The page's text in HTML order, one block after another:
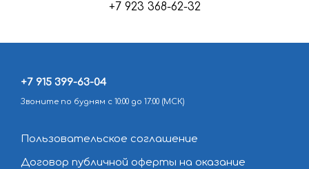
+7 923 368-62-32
+7 915 399-63-04
Звоните по будням с 10:00 до 17:00 (МСК)
Пользовательское соглашение
Договор публичной оферты на оказание